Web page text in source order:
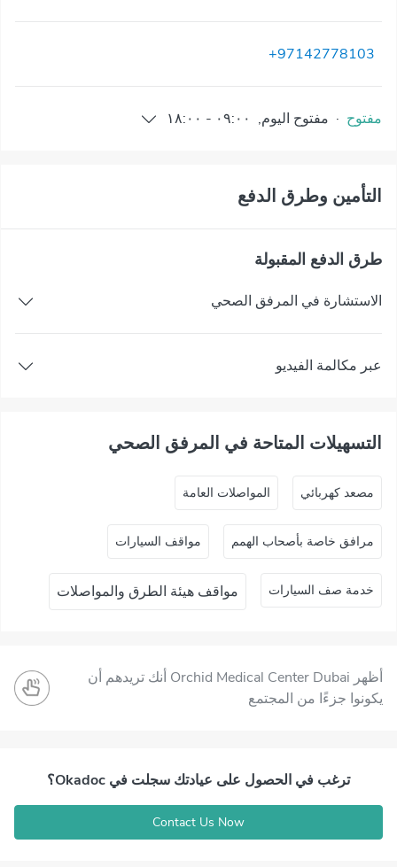
+97142778103
مفتوح · مفتوح اليوم, ٠٩:٠٠ - ١٨:٠٠
التأمين وطرق الدفع
طرق الدفع المقبولة
الاستشارة في المرفق الصحي
عبر مكالمة الفيديو
التسهيلات المتاحة في المرفق الصحي
ﻣﺼﻌﺪ ﻛﻬﺮﺑﺎﺋﻲ المواصلات العامة
مرافق خاصة بأصحاب الهمم مواقف السيارات
خدمة صف السيارات مواقف هيئة الطرق والمواصلات
أظهر Orchid Medical Center Dubai أنك تريدهم أن
يكونوا جزءًا من المجتمع
ترغب في الحصول على عيادتك سجلت في Okadoc؟
Contact Us Now